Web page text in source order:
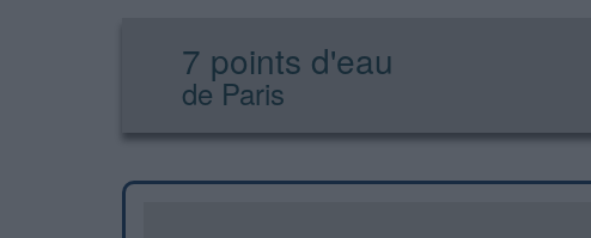
7 points d'eau
de Paris